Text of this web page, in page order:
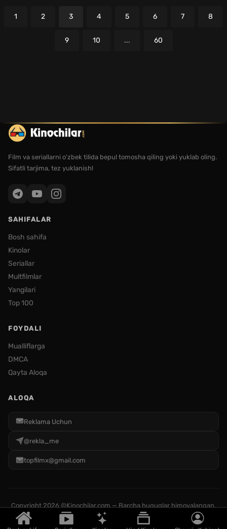
1 2 3 4 5 6 7 8
9 10 ... 60
Film va seriallarni o'zbek tilida bepul tomosha qiling yoki yuklab oling.
Sifatli tarjima, tez yuklanish!
SAHIFALAR
Bosh sahifa
Kinolar
Seriallar
Multfilmlar
Yangilari
Top 100
FOYDALI
Mualliflarga
DMCA
Qayta Aloqa
ALOQA
Reklama Uchun
@rekla_me
topfilmx@gmail.com
Copyright2026 ©Kinochilar.com — Barcha huquqlar himoyalangan.
Filmlarga bo'lgan huquq ularning mualliflariga tegishli.